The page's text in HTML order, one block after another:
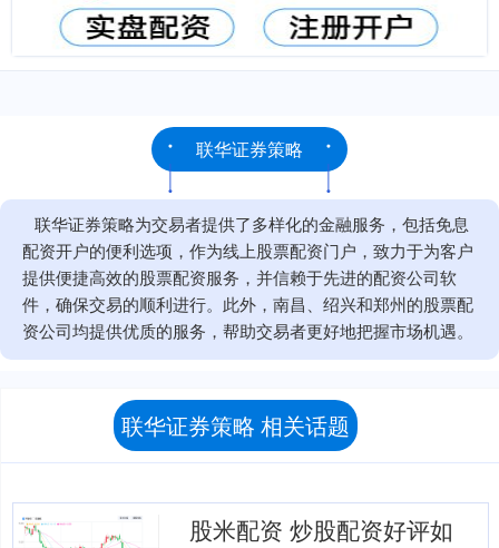
联华证券策略
联华证券策略为交易者提供了多样化的金融服务，包括免息
配资开户的便利选项，作为线上股票配资门户，致力于为客户
提供便捷高效的股票配资服务，并信赖于先进的配资公司软
件，确保交易的顺利进行。此外，南昌、绍兴和郑州的股票配
资公司均提供优质的服务，帮助交易者更好地把握市场机遇。
联华证券策略 相关话题
股米配资 炒股配资好评如